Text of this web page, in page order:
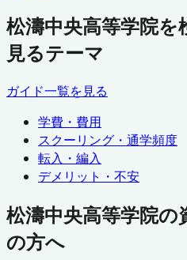
松濤中央高等学院を
見るテーマ
ガイド一覧を見る
学費・費用
スクーリング・通学頻度
転入・編入
デメリット・不安
松濤中央高等学院
の方へ